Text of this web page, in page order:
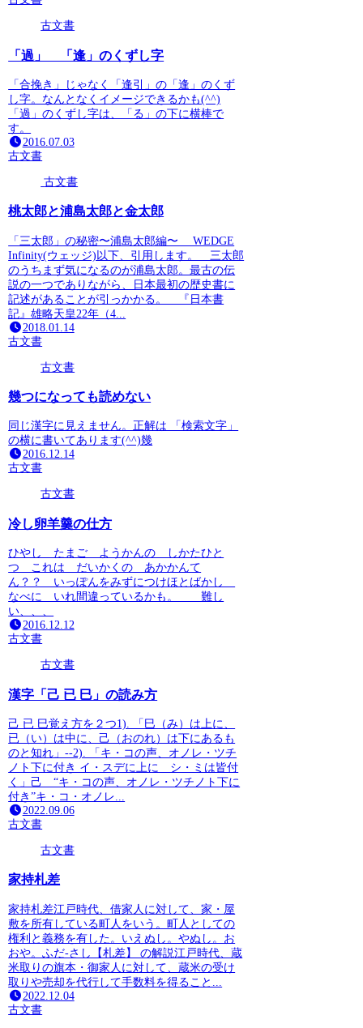
古文書
「過」 「逢」のくずし字
「合挽き」じゃなく「逢引」の「逢」のくず
し字。なんとなくイメージできるかも(^^)
「過」のくずし字は、「る」の下に横棒で
す。
2016.07.03
古文書
古文書
桃太郎と浦島太郎と金太郎
「三太郎」の秘密〜浦島太郎編〜 WEDGE
Infinity(ウェッジ)以下、引用します。 三太郎
のうちまず気になるのが浦島太郎。最古の伝
説の一つでありながら、日本最初の歴史書に
記述があることが引っかかる。 『日本書
記』雄略天皇22年（4...
2018.01.14
古文書
古文書
幾つになっても読めない
同じ漢字に見えません。正解は 「検索文字」
の横に書いてあります(^^)幾
2016.12.14
古文書
古文書
冷し卵羊羹の仕方
ひやし たまご ようかんの しかたひと
つ これは だいかくの あかかんて
ん？？ いっぽんをみずにつけほとばかし
なべに いれ間違っているかも。 難し
い、、、
2016.12.12
古文書
古文書
漢字「己 已 巳」の読み方
己 已 巳覚え方を２つ1). 「巳（み）は上に、
已（い）は中に、己（おのれ）は下にあるも
のと知れ」--2). 「キ・コの声、オノレ・ツチ
ノト下に付き イ・スデに上に シ・ミは皆付
く」己 “キ・コの声、オノレ・ツチノト下に
付き”キ・コ・オノレ...
2022.09.06
古文書
古文書
家持札差
家持札差江戸時代、借家人に対して、家・屋
敷を所有している町人をいう。町人としての
権利と義務を有した。いえぬし。やぬし。お
おや。ふだ‐さし【札差】 の解説江戸時代、蔵
米取りの旗本・御家人に対して、蔵米の受け
取りや売却を代行して手数料を得ること...
2022.12.04
古文書